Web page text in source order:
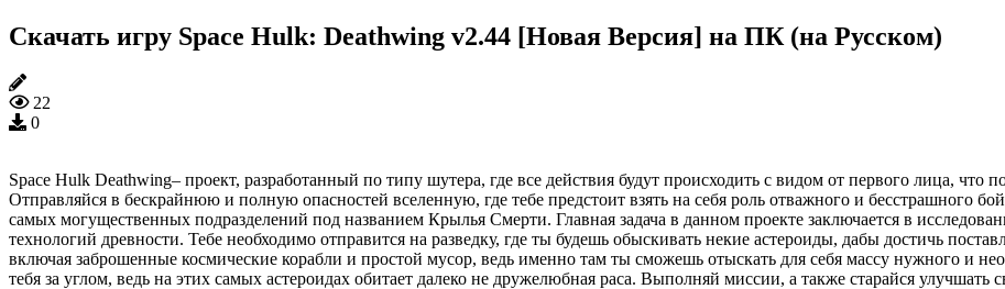
Скачать игру Space Hulk: Deathwing v2.44 [Новая Версия] на ПК (на Русском)
22
0
Space Hulk Deathwing– проект, разработанный по типу шутера, где все действия будут происходить с видом от первого лица, что
Отправляйся в бескрайнюю и полную опасностей вселенную, где тебе предстоит взять на себя роль отважного и бесстрашного
самых могущественных подразделений под названием Крылья Смерти. Главная задача в данном проекте заключается в
технологий древности. Тебе необходимо отправится на разведку, где ты будешь обыскивать некие астероиды, дабы достичь
включая заброшенные космические корабли и простой мусор, ведь именно там ты сможешь отыскать для себя массу нужного и
тебя за углом, ведь на этих самых астероидах обитает далеко не дружелюбная раса. Выполняй миссии, а также старайся улучшать